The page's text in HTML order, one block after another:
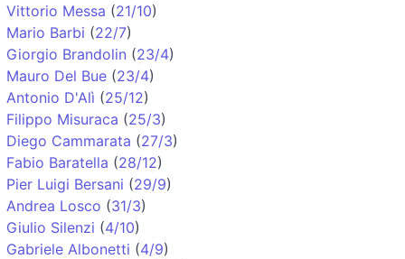
Vittorio Messa (21/10)
Mario Barbi (22/7)
Giorgio Brandolin (23/4)
Mauro Del Bue (23/4)
Antonio D'Alì (25/12)
Filippo Misuraca (25/3)
Diego Cammarata (27/3)
Fabio Baratella (28/12)
Pier Luigi Bersani (29/9)
Andrea Losco (31/3)
Giulio Silenzi (4/10)
Gabriele Albonetti (4/9)